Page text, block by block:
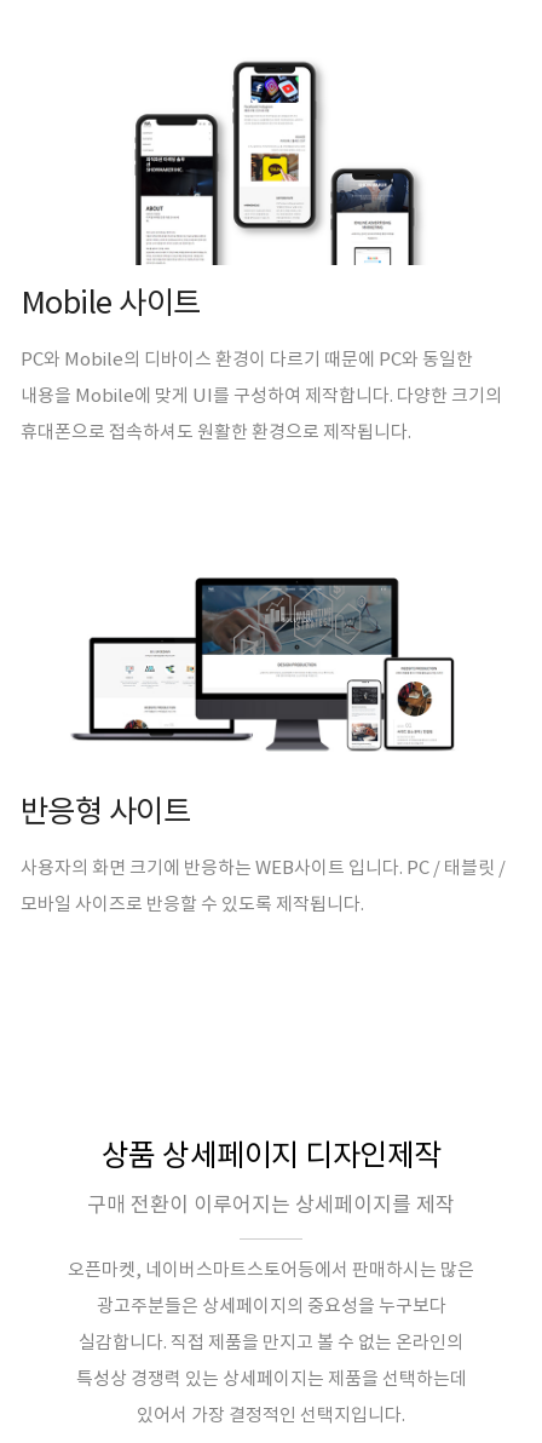
Mobile 사이트
PC와 Mobile의 디바이스 환경이 다르기 때문에 PC와 동일한
내용을 Mobile에 맞게 UI를 구성하여 제작합니다. 다양한 크기의
휴대폰으로 접속하셔도 원활한 환경으로 제작됩니다.
반응형 사이트
사용자의 화면 크기에 반응하는 WEB사이트 입니다. PC / 태블릿 /
모바일 사이즈로 반응할 수 있도록 제작됩니다.
상품 상세페이지 디자인제작
구매 전환이 이루어지는 상세페이지를 제작
오픈마켓, 네이버스마트스토어등에서 판매하시는 많은
광고주분들은 상세페이지의 중요성을 누구보다
실감합니다. 직접 제품을 만지고 볼 수 없는 온라인의
특성상 경쟁력 있는 상세페이지는 제품을 선택하는데
있어서 가장 결정적인 선택지입니다.